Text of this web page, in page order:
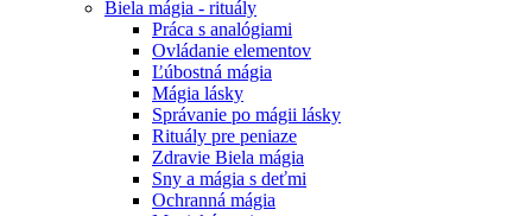
Biela mágia - rituály
Práca s analógiami
Ovládanie elementov
Ľúbostná mágia
Mágia lásky
Správanie po mágii lásky
Rituály pre peniaze
Zdravie Biela mágia
Sny a mágia s deťmi
Ochranná mágia